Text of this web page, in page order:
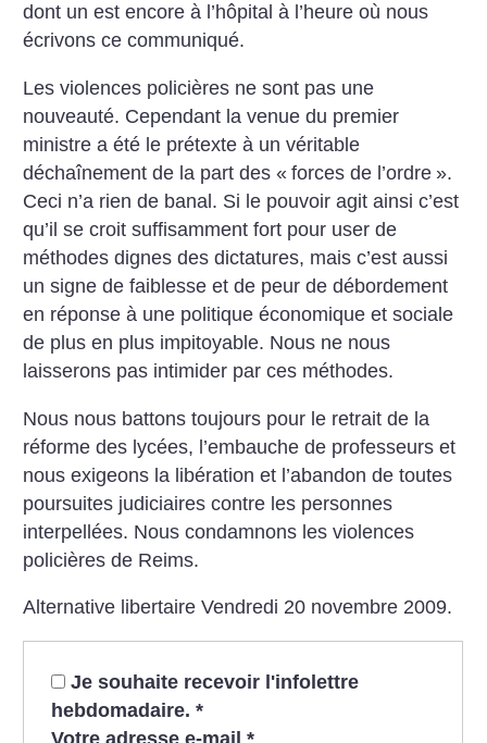
dont un est encore à l’hôpital à l’heure où nous
écrivons ce communiqué.
Les violences policières ne sont pas une
nouveauté. Cependant la venue du premier
ministre a été le prétexte à un véritable
déchaînement de la part des « forces de l’ordre ».
Ceci n’a rien de banal. Si le pouvoir agit ainsi c’est
qu’il se croit suffisamment fort pour user de
méthodes dignes des dictatures, mais c’est aussi
un signe de faiblesse et de peur de débordement
en réponse à une politique économique et sociale
de plus en plus impitoyable. Nous ne nous
laisserons pas intimider par ces méthodes.
Nous nous battons toujours pour le retrait de la
réforme des lycées, l’embauche de professeurs et
nous exigeons la libération et l’abandon de toutes
poursuites judiciaires contre les personnes
interpellées. Nous condamnons les violences
policières de Reims.
Alternative libertaire Vendredi 20 novembre 2009.
Je souhaite recevoir l'infolettre
hebdomadaire. *